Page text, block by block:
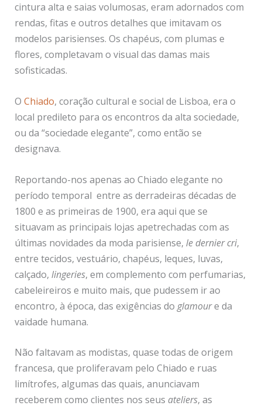
cintura alta e saias volumosas, eram adornados com
rendas, fitas e outros detalhes que imitavam os
modelos parisienses. Os chapéus, com plumas e
flores, completavam o visual das damas mais
sofisticadas.
O Chiado, coração cultural e social de Lisboa, era o
local predileto para os encontros da alta sociedade,
ou da “sociedade elegante”, como então se
designava.
Reportando-nos apenas ao Chiado elegante no
período temporal entre as derradeiras décadas de
1800 e as primeiras de 1900, era aqui que se
situavam as principais lojas apetrechadas com as
últimas novidades da moda parisiense, le dernier cri,
entre tecidos, vestuário, chapéus, leques, luvas,
calçado, lingeries, em complemento com perfumarias,
cabeleireiros e muito mais, que pudessem ir ao
encontro, à época, das exigências do glamoure da
vaidade humana.
Não faltavam as modistas, quase todas de origem
francesa, que proliferavam pelo Chiado e ruas
limítrofes, algumas das quais, anunciavam
receberem como clientes nos seus ateliers, as